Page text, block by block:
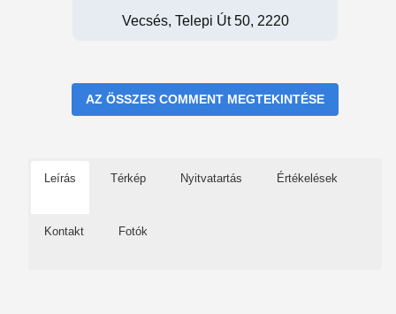
Vecsés, Telepi Út 50, 2220
AZ ÖSSZES COMMENT MEGTEKINTÉSE
Leírás Térkép Nyitvatartás Értékelések
Kontakt Fotók